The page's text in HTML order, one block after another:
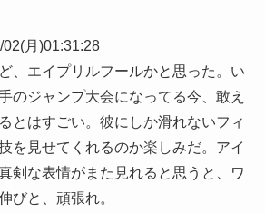
02(月)01:31:28
、エイプリルフールかと思った。い
のジャンプ大会になってる今、敢え
とはすごい。彼にしか滑れないフィ
を見せてくれるのか楽しみだ。アイ
剣な表情がまた見れると思うと、ワ
びと、頑張れ。